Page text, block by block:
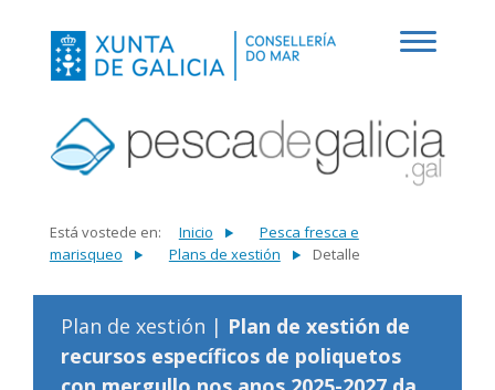
Está vostede en: Inicio
Pesca fresca e
marisqueo
Plans de xestión Detalle
Plan de xestión | Plan de xestión de
recursos específicos de poliquetos